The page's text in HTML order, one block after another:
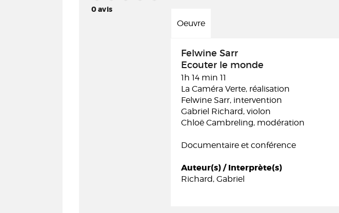
0avis
Oeuvre
Felwine Sarr
Ecouter le monde
1h 14 min 11
La Caméra Verte, réalisation
Felwine Sarr, intervention
Gabriel Richard, violon
Chloë Cambreling, modération
Documentaire et conférence
Auteur(s) / Interprète(s)
Richard, Gabriel